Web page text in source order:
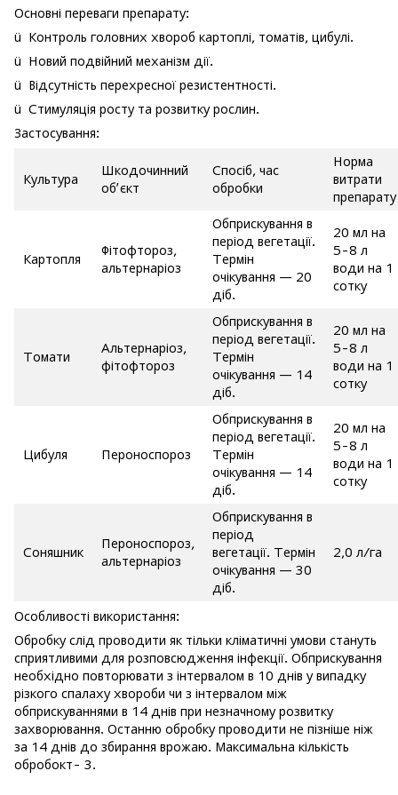
Основні переваги препарату:
ü Контроль головних хвороб картоплі, томатів, цибулі.
ü Новий подвійний механізм дії.
ü Відсутність перехресної резистентності.
ü Стимуляція росту та розвитку рослин.
Застосування:
Культура
Шкодочинний
об’єкт
Спосіб, час
обробки
Норма
витрати
препарату
Картопля
Фітофтороз,
альтернаріоз
Обприскування в
період вегетації.
Термін
очікування — 20
діб.
20 мл на
5-8 л
води на 1
сотку
Томати
Альтернаріоз,
фітофтороз
Обприскування в
період вегетації.
Термін
очікування — 14
діб.
20 мл на
5-8 л
води на 1
сотку
Цибуля Пероноспороз
Обприскування в
період вегетації.
Термін
очікування — 14
діб.
20 мл на
5-8 л
води на 1
сотку
Соняшник
Пероноспороз,
альтернаріоз
Обприскування в
період
вегетації. Термін
очікування — 30
діб.
2,0 л/га
Особливості використання:
Обробку слід проводити як тільки кліматичні умови стануть
сприятливими для розповсюдження інфекції. Обприскування
необхідно повторювати з інтервалом в 10 днів у випадку
різкого спалаху хвороби чи з інтервалом між
обприскуваннями в 14 днів при незначному розвитку
захворювання. Останню обробку проводити не пізніше ніж
за 14 днів до збирання врожаю. Максимальна кількість
обробокт- 3.